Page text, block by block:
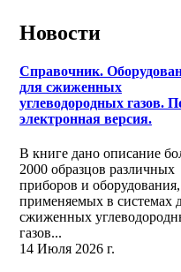
Новости
Справочник.
для сжиженных
углеводородных газов.
электронная версия.
В книге дано описание
2000 образцов различных
приборов и оборудования,
применяемых в системах
сжиженных
газов...
14 Июля 2026 г.